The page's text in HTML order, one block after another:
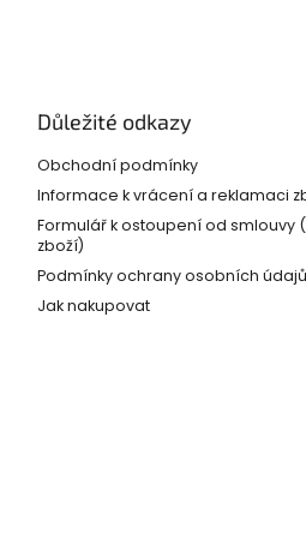
Důležité odkazy
Obchodní podmínky
Informace k vrácení a reklamaci
Formulář k ostoupení od smlouvy
zboží)
Podmínky ochrany osobních údajů
Jak nakupovat